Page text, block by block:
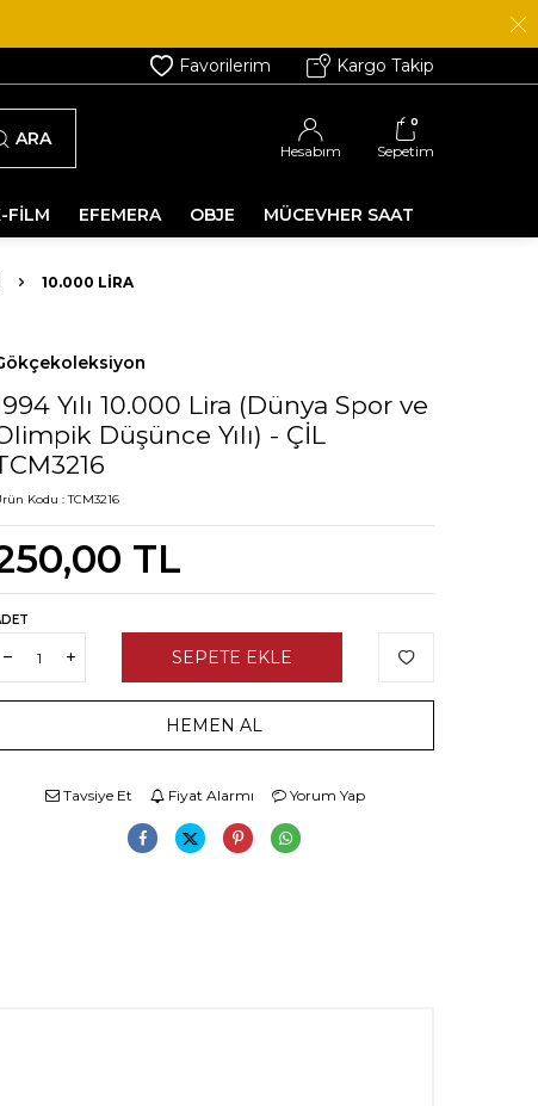
Favorilerim Kargo Takip
ARA
Hesabım
0
Sepetim
FİLM EFEMERA OBJE MÜCEVHER SAAT
10.000 LIRA
Yılı 10.000 Lira (Dünya Spor ve
Düşünce Yılı) - ÇİL
Kodu :TCM3216
TL
SEPETE EKLE
HEMEN AL
Tavsiye Et Fiyat Alarmı Yorum Yap